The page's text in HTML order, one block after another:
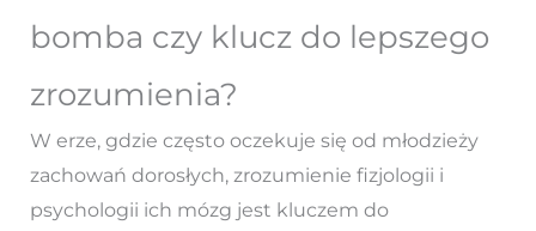
bomba czy klucz do lepszego
zrozumienia?
W erze, gdzie często oczekuje się od młodzieży
zachowań dorosłych, zrozumienie fizjologii i
psychologii ich mózg jest kluczem do